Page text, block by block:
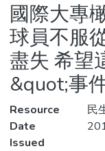
Statistics
國際大專
球員不服
盡失 希望
&quot;事
Resource
民
Date
Issued